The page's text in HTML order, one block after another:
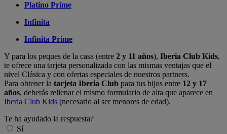
Platino Prime
Infinita
Infinita Prime
Y para los peques de la casa (entre 2 y 11 años), Iberia Club Kids,
te ofrece una tarjeta personalizada con las mismas ventajas que el
nivel Clásica y con ofertas especiales de nuestros partners.
Para obtener la tarjeta Iberia Club para tus hijos entre 12 y 17
años, deberás rellenar el mismo formulario de alta que aparece en
Iberia Club Kids (necesario al ser menores de edad).
Te ha ayudado la respuesta?
Sí